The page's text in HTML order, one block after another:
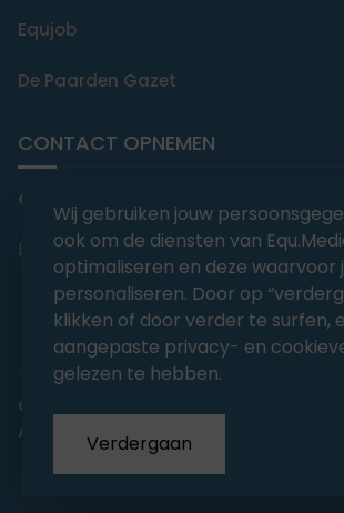
Equjob
De Paarden Gazet
CONTACT OPNEMEN
editorial@equmedia.be
Langendamdreef 22 9880 Aalter
Copyrights 2026EQU.MEDIA BV
abonnementsvoorwaarden
Algemene voorwaarden
Wij gebruiken jouw
ook om de diensten van
optimaliseren en deze waarvoor
personaliseren. Door op
klikken of door verder te surfen,
aangepaste privacy- en
gelezen te hebben.
Verdergaan